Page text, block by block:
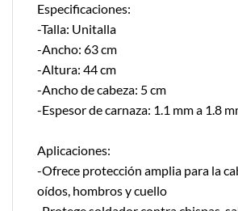
Especificaciones:
-Talla: Unitalla
-Ancho: 63 cm
-Altura: 44 cm
-Ancho de cabeza: 5 cm
-Espesor de carnaza: 1.1 mm a 1.8
Aplicaciones:
-Ofrece protección amplia para la
oídos, hombros y cuello